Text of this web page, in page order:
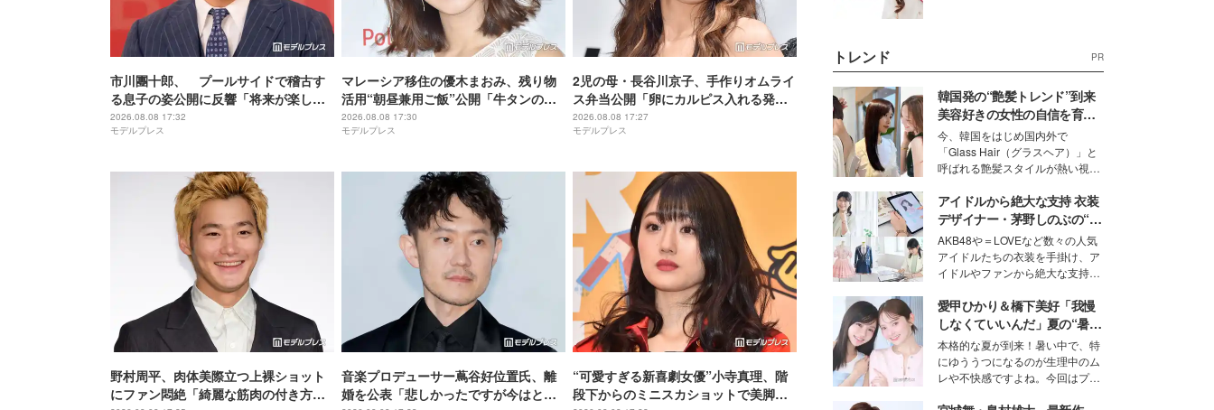
市川團十郎、 プールサイドで稽古す
る息子の姿公開に反響「将来が楽し
み」「すっかり役者の後ろ姿」の声
2026.08.08 17:32
モデルプレス
マレーシア移住の優木まおみ、残り物
活用“朝昼兼用ご飯”公開「牛タンの焼
き加減がちょうどいい」「調味料が海
外テイストでおしゃれ」の声
2026.08.08 17:30
モデルプレス
2児の母・長谷川京子、手作りオムライ
ス弁当公開「卵にカルピス入れる発想
がすごい」「彩り綺麗」と反響
2026.08.08 17:27
モデルプレス
野村周平、肉体美際立つ上裸ショット
にファン悶絶「綺麗な筋肉の付き方」
音楽プロデューサー蔦谷好位置氏、離
婚を公表「悲しかったですが今はとて
“可愛すぎる新喜劇女優”小寺真理、階
段下からのミニスカショットで美脚際
トレンド PR
韓国発の“艶髪トレンド”到来
美容好きの女性の自信を育む
「ヘアケア事情」って？
今、韓国をはじめ国内外で
「Glass Hair（グラスヘア）」と
呼ばれる艶髪スタイルが熱い視線
ションの完成度を高めるベースと
して、“髪そのものの美しさ”に改
めて注目する人が増えている様
子。今回は、そんな憧れの艶やか
な髪を日常で叶える、美容好きの
女性たちのヘアケア事情を紹介し
ます。
アイドルから絶大な支持 衣装
デザイナー・茅野しのぶの“可
愛い”を作る美学＜「シチズン
クロスシー」インタビュー＞
AKB48や＝LOVEなど数々の人気
アイドルたちの衣装を手掛け、ア
イドルやファンから絶大な支持を
取締役兼クリエイティブディレク
ター・茅野しのぶ。一人ひとりの
個性に寄り添い、魅力を引き出す
衣装作りは、多くの女性たちに勇
気と自信を与え続けている。
愛甲ひかり＆橋下美好「我慢
しなくていいんだ」夏の“暑さ
対策”の新しい選択肢とは？
本格的な夏が到来！暑い中で、特
にゆううつになるのが生理中のム
レや不快感ですよね。今回はプラ